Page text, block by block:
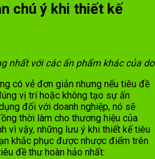
chú ý khi thiết kế
nhất với các ấn phẩm khác của
có vẻ đơn giản nhưng nếu tiêu đề
vị trí hoặc không tạo sự ấn
đối với doanh nghiệp, nó sẽ
thời làm cho thương hiệu của
vì vậy, những lưu ý khi thiết kế tiêu
khắc phục được nhược điểm trên
đề thư hoàn hảo nhất: